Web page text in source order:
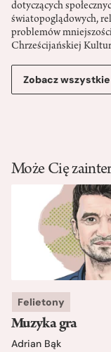
dotyczących
światopoglądowych,
problemów
Chrześcijańskiej
Zobacz
Może Cię
Felietony
Muzyka gra
Adrian Bąk